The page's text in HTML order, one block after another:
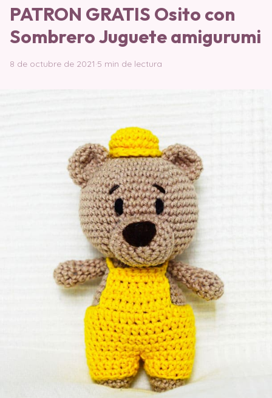
PATRON GRATIS Osito con
Sombrero Juguete amigurumi
8 de octubre de 2021·5 min de lectura